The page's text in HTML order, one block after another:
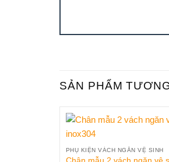
SẢN PHẨM
PHỤ KIỆN VÁCH NGĂN VỆ SINH